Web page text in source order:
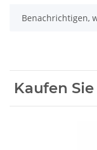
Benachrichtigen,
Kaufen